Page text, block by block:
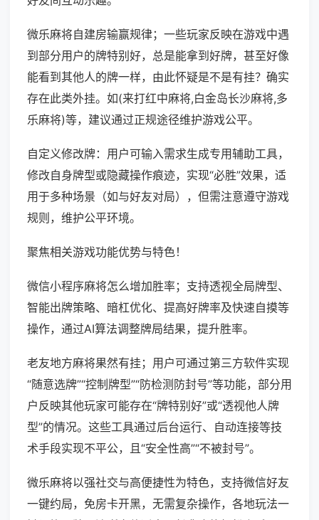
微乐麻将自建房输赢规律；一些玩家反映在游戏中遇
到部分用户的牌特别好，总是能拿到好牌，甚至好像
能看到其他人的牌一样，由此怀疑是不是有挂？确实
存在此类外挂。如(来打红中麻将,白金岛长沙麻将,多
乐麻将)等，建议通过正规途径维护游戏公平。
自定义修改牌：用户可输入需求生成专用辅助工具，
修改自身牌型或隐藏操作痕迹，实现“必胜”效果，适
用于多种场景（如与好友对局），但需注意遵守游戏
规则，维护公平环境。
聚焦相关游戏功能优势与特色！
微信小程序麻将怎么增加胜率；支持透视全局牌型、
智能出牌策略、暗杠优化、提高好牌率及快速自摸等
操作，通过AI算法调整牌局结果，提升胜率。
老友地方麻将果然有挂；用户可通过第三方软件实现
“随意选牌”“控制牌型”“防检测防封号”等功能，部分用
户反映其他玩家可能存在“牌特别好”或“透视他人牌
型”的情况。这些工具通过后台运行、自动连接等技
术手段实现不平公，且“安全性高”“不被封号”。
微乐麻将以强社交与高便捷性为特色，支持微信好友
一键约局，免房卡开黑，无需复杂操作，各地玩法一